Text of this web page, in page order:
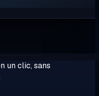
un clic, sans